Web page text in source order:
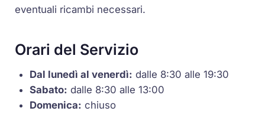
eventuali ricambi necessari.
Orari del Servizio
Dal lunedì al venerdì: dalle 8:30 alle 19:30
Sabato: dalle 8:30 alle 13:00
Domenica: chiuso